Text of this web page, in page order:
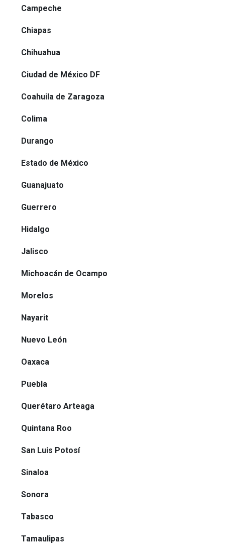
Campeche
Chiapas
Chihuahua
Ciudad de México DF
Coahuila de Zaragoza
Colima
Durango
Estado de México
Guanajuato
Guerrero
Hidalgo
Jalisco
Michoacán de Ocampo
Morelos
Nayarit
Nuevo León
Oaxaca
Puebla
Querétaro Arteaga
Quintana Roo
San Luis Potosí
Sinaloa
Sonora
Tabasco
Tamaulipas